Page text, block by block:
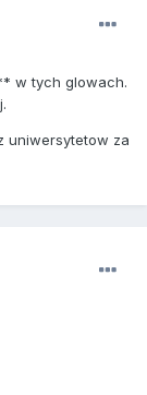
w tych glowach.
uniwersytetow za